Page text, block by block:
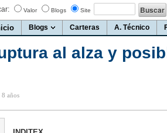
Valor Blogs Site
Blogs Carteras A. Técnico
al alza y
8 años